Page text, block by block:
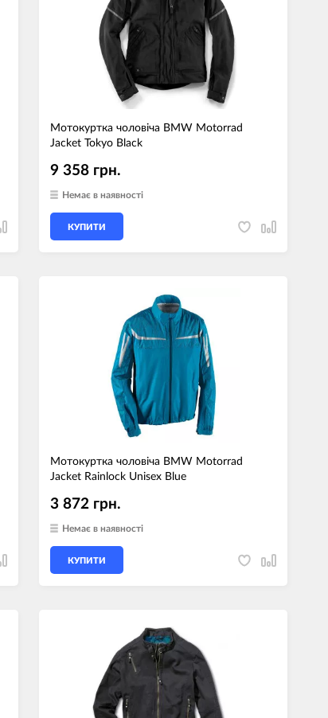
Мотокуртка чоловіча BMW Motorrad
Jacket Tokyo Black
9 358 грн.
Немає в наявності
КУПИТИ
Мотокуртка чоловіча BMW Motorrad
Jacket Rainlock Unisex Blue
3 872 грн.
Немає в наявності
КУПИТИ